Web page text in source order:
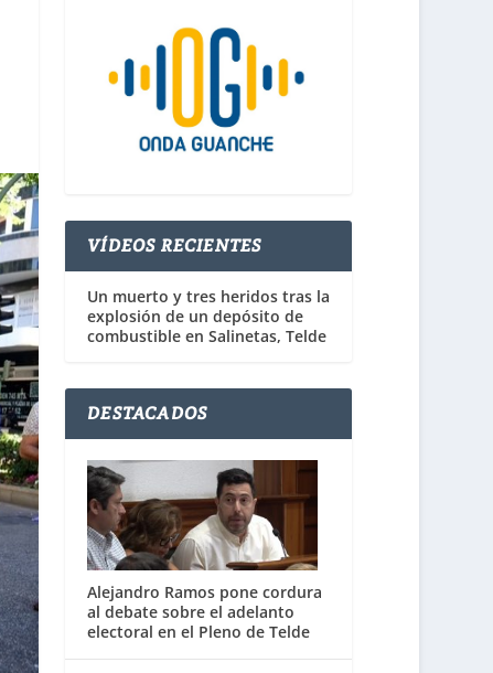
VÍDEOS RECIENTES
Un muerto y tres heridos tras la
explosión de un depósito de
combustible en Salinetas, Telde
DESTACADOS
Alejandro Ramos pone cordura
al debate sobre el adelanto
electoral en el Pleno de Telde